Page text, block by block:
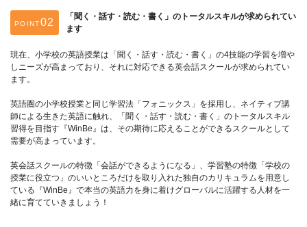
POINT
「聞く・話す・読む・書く」のトータルスキルが求められてい
ます
現在、小学校の英語授業は「聞く・話す・読む・書く」の4技能の学習を増や
しニーズが高まっており、それに対応できる英会話スクールが求められてい
ます。
英語圏の小学校授業と同じ学習法「フォニックス」を採用し、ネイティブ講
師による生きた英語に触れ、「聞く・話す・読む・書く」のトータルスキル
習得を目指す『WinBe』は、その期待に応えることができるスクールとして
需要が高まっています。
英会話スクールの特徴「会話ができるようになる」、学習塾の特徴「学校の
授業に役立つ」のいいところだけを取り入れた独自のカリキュラムを用意し
ている『WinBe』で本当の英語力を身に着けグローバルに活躍する人材を一
緒に育てていきましょう！